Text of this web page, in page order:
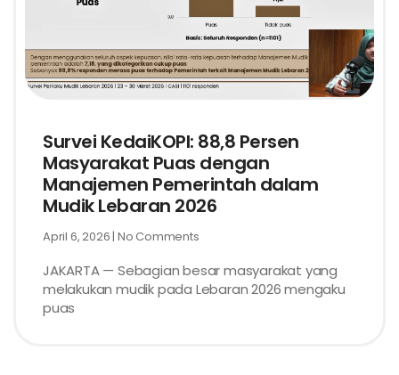
Survei KedaiKOPI: 88,8 Persen
Masyarakat Puas dengan
Manajemen Pemerintah dalam
Mudik Lebaran 2026
April 6, 2026 No Comments
JAKARTA — Sebagian besar masyarakat yang
melakukan mudik pada Lebaran 2026 mengaku
puas